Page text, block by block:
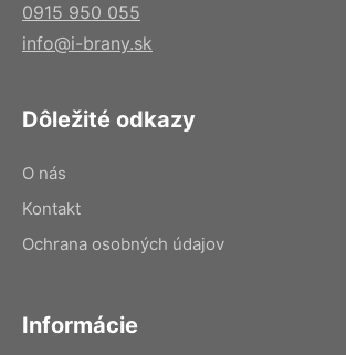
0915 950 055
info@i-brany.sk
Dôležité odkazy
O nás
Kontakt
Ochrana osobných údajov
Informácie